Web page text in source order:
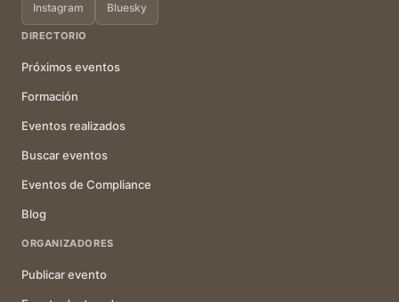
Instagram Bluesky
DIRECTORIO
Próximos eventos
Formación
Eventos realizados
Buscar eventos
Eventos de Compliance
Blog
ORGANIZADORES
Publicar evento